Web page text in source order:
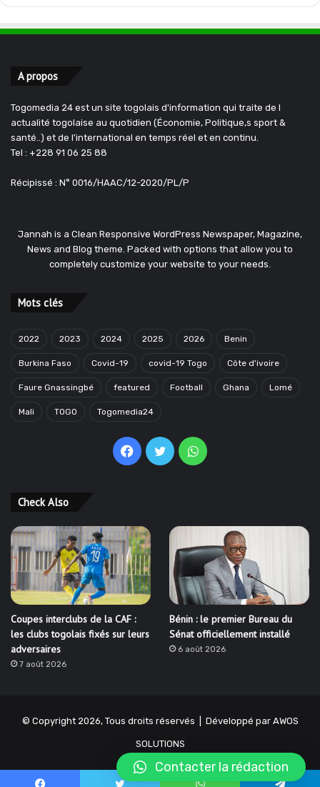
A propos
Togomedia 24 est un site togolais d'information qui traite de l
actualité togolaise au quotidien (Économie, Politique,s sport &
santé..) et de l'international en temps réel et en continu.
Tel : +228 91 06 25 88
Récipissé : N° 0016/HAAC/12-2020/PL/P
Jannah is a Clean Responsive WordPress Newspaper, Magazine,
News and Blog theme. Packed with options that allow you to
completely customize your website to your needs.
Mots clés
2022 2023 2024 2025 2026 Benin
Burkina Faso Covid-19 covid-19 Togo Côte d'ivoire
Faure Gnassingbé featured Football Ghana Lomé
Mali TOGO Togomedia24
Facebook
TwitterWhatsApp
Check Also
Coupes interclubs de la CAF :
les clubs togolais fixés sur leurs
adversaires
7 août 2026
Bénin : le premier Bureau du
Sénat officiellement installé
6 août 2026
© Copyright 2026, Tous droits réservés | Développé par AWOS
SOLUTIONS
Contacter la rédaction